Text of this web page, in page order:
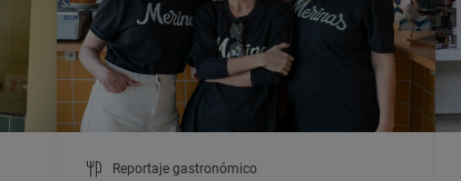
Reportaje gastronómico